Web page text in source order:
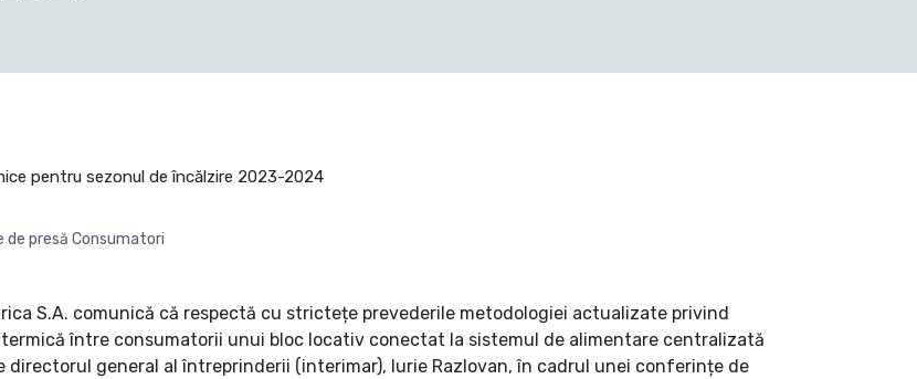
de presă Consumatori
S.A. comunică că respectă cu strictețe prevederile metodologiei actualizate privind
între consumatorii unui bloc locativ conectat la sistemul de alimentare centralizată
general al întreprinderii (interimar), Iurie Razlovan, în cadrul unei conferințe de